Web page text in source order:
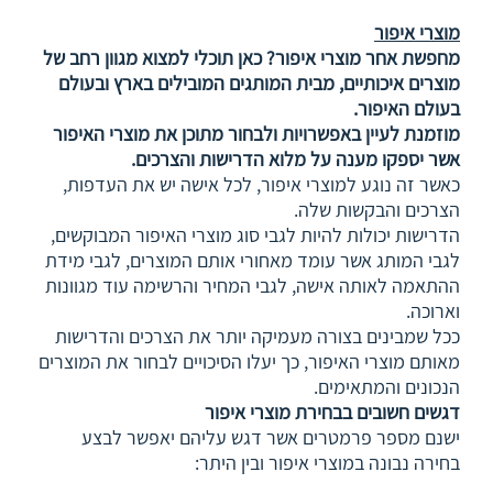
מוצרי איפור
מחפשת אחר מוצרי איפור? כאן תוכלי למצוא מגוון רחב של
מוצרים איכותיים, מבית המותגים המובילים בארץ ובעולם
בעולם האיפור.
מוזמנת לעיין באפשרויות ולבחור מתוכן את מוצרי האיפור
אשר יספקו מענה על מלוא הדרישות והצרכים.
כאשר זה נוגע למוצרי איפור, לכל אישה יש את העדפות,
הצרכים והבקשות שלה.
הדרישות יכולות להיות לגבי סוג מוצרי האיפור המבוקשים,
לגבי המותג אשר עומד מאחורי אותם המוצרים, לגבי מידת
ההתאמה לאותה אישה, לגבי המחיר והרשימה עוד מגוונות
וארוכה.
ככל שמבינים בצורה מעמיקה יותר את הצרכים והדרישות
מאותם מוצרי האיפור, כך יעלו הסיכויים לבחור את המוצרים
הנכונים והמתאימים.
דגשים חשובים בבחירת מוצרי איפור
ישנם מספר פרמטרים אשר דגש עליהם יאפשר לבצע
בחירה נבונה במוצרי איפור ובין היתר: